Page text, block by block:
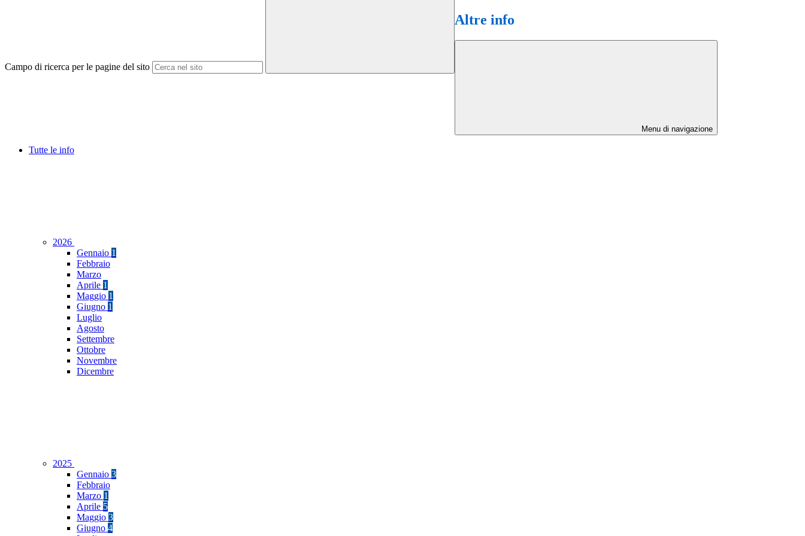
Campo di ricerca per le pagine del sito
Altre info
Menu di navigazione
Tutte le info
2026
Gennaio 1
Febbraio
Marzo
Aprile 1
Maggio 1
Giugno 1
Luglio
Agosto
Settembre
Ottobre
Novembre
Dicembre
2025
Gennaio 3
Febbraio
Marzo 1
Aprile 5
Maggio 3
Giugno 4